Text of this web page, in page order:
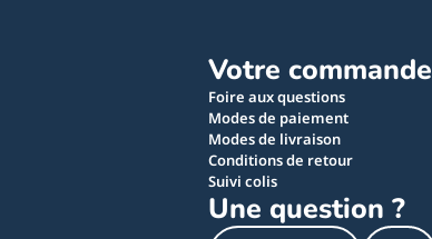
Votre commande
Foire aux questions
Modes de paiement
Modes de livraison
Conditions de retour
Suivi colis
Une question ?